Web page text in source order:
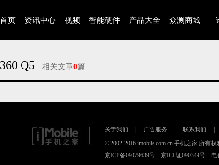
首页 资讯中心 视频 智能硬件 产品大全 众测商城
360 Q5 相关文章0篇
关于我们 广告服务 联系我们
© 2002-2016 imobile.com.cn 手机之家 所有权
京ICP备09079639号 京ICP证090349号 电